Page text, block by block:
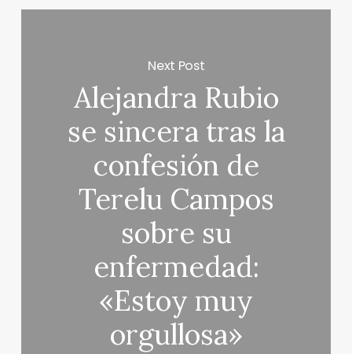
Next Post
Alejandra Rubio
se sincera tras la
confesión de
Terelu Campos
sobre su
enfermedad:
«Estoy muy
orgullosa»